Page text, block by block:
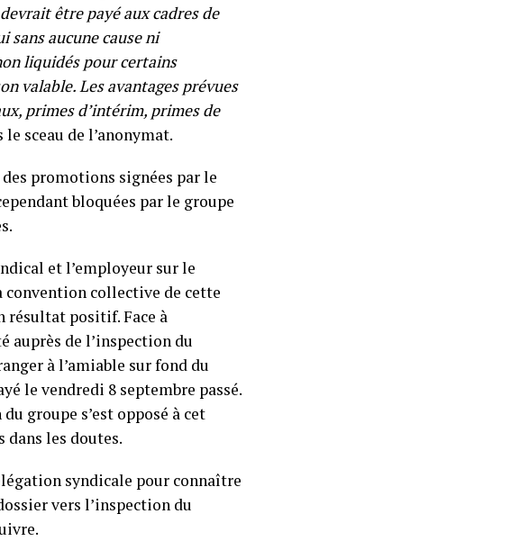
être payé aux cadres de
sans aucune cause ni
liquidés pour certains
valable. Les avantages prévues
primes d’intérim, primes de
sceau de l’anonymat.
promotions signées par le
bloquées par le groupe
et l’employeur sur le
convention collective de cette
résultat positif. Face à
auprès de l’inspection du
à l’amiable sur fond du
le vendredi 8 septembre passé.
groupe s’est opposé à cet
dans les doutes.
syndicale pour connaître
vers l’inspection du